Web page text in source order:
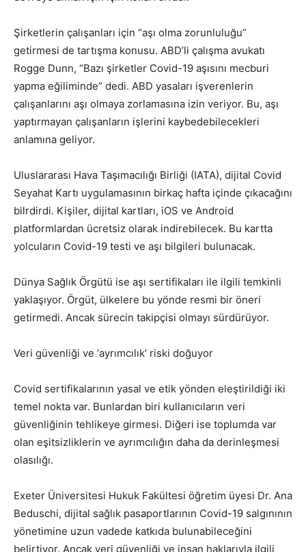
Şirketlerin çalışanları için “aşı olma zorunluluğu”
getirmesi de tartışma konusu. ABD’li çalışma avukatı
Rogge Dunn, “Bazı şirketler Covid-19 aşısını mecburi
yapma eğiliminde” dedi. ABD yasaları işverenlerin
çalışanlarını aşı olmaya zorlamasına izin veriyor. Bu, aşı
yaptırmayan çalışanların işlerini kaybedebilecekleri
anlamına geliyor.
Uluslararası Hava Taşımacılığı Birliği (IATA), dijital Covid
Seyahat Kartı uygulamasının birkaç hafta içinde çıkacağını
bilrdirdi. Kişiler, dijital kartları, iOS ve Android
platformlardan ücretsiz olarak indirebilecek. Bu kartta
yolcuların Covid-19 testi ve aşı bilgileri bulunacak.
Dünya Sağlık Örgütü ise aşı sertifikaları ile ilgili temkinli
yaklaşıyor. Örgüt, ülkelere bu yönde resmi bir öneri
getirmedi. Ancak sürecin takipçisi olmayı sürdürüyor.
Veri güvenliği ve ‘ayrımcılık’ riski doğuyor
Covid sertifikalarının yasal ve etik yönden eleştirildiği iki
temel nokta var. Bunlardan biri kullanıcıların veri
güvenliğinin tehlikeye girmesi. Diğeri ise toplumda var
olan eşitsizliklerin ve ayrımcılığın daha da derinleşmesi
olasılığı.
Exeter Üniversitesi Hukuk Fakültesi öğretim üyesi Dr. Ana
Beduschi, dijital sağlık pasaportlarının Covid-19 salgınının
yönetimine uzun vadede katkıda bulunabileceğini
belirtiyor. Ancak veri güvenliği ve insan haklarıyla ilgili